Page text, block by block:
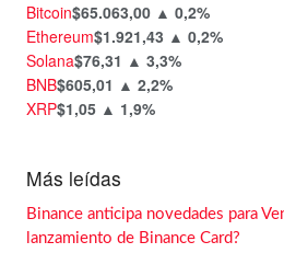
Bitcoin$65.063,00 ▲ 0,2%
Ethereum$1.921,43 ▲ 0,2%
Solana$76,31 ▲ 3,3%
BNB$605,01 ▲ 2,2%
XRP$1,05 ▲ 1,9%
Más leídas
Binance anticipa novedades para
lanzamiento de Binance Card?